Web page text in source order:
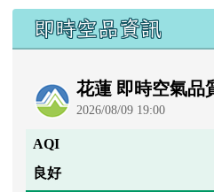
即時空品資訊